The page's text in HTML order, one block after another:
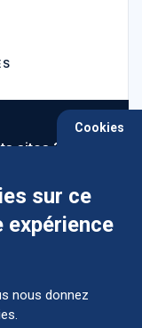
sites ?
?
Cookies
sur ce
expérience
nous donnez